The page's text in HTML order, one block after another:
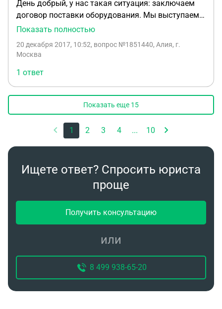
День добрый, у нас такая ситуация: заключаем
договор поставки оборудования. Мы выступаем
как агент, действующий от своего имени, но за
договора крупная для нас. Надо ли нам одобрять
обычной хозяйственной деятельности. Заранее
огромное спасибо.
Показать полностью
20 декабря 2017, 10:52, вопрос №1851440, Алия, г.
Москва
1 ответ
Показать еще 15
1 2 3 4 ... 10
Ищете ответ? Спросить юриста
проще
Получить консультацию
или
8 499 938-65-20